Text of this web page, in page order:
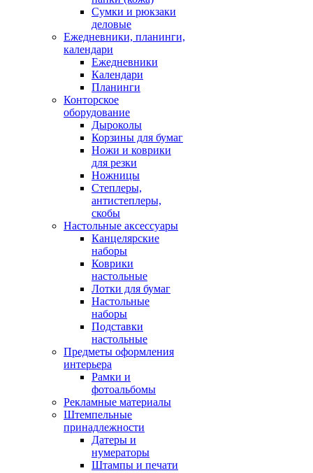
Сумки и рюкзаки
деловые
Ежедневники, планинги,
календари
Ежедневники
Календари
Планинги
Конторское
оборудование
Дыроколы
Корзины для бумаг
Ножи и коврики
для резки
Ножницы
Степлеры,
антистеплеры,
скобы
Настольные аксессуары
Канцелярские
наборы
Коврики
настольные
Лотки для бумаг
Настольные
наборы
Подставки
настольные
Предметы оформления
интерьера
Рамки и
фотоальбомы
Рекламные материалы
Штемпельные
принадлежности
Датеры и
нумераторы
Штампы и печати